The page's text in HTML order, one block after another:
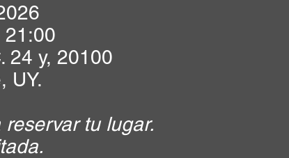
21:00
24 y, 20100
UY.
tu lugar.